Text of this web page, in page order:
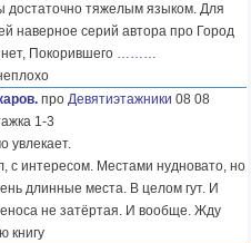
достаточно тяжелым языком. Для
наверное серий автора про Город
нет, Покорившего ………
про Девятиэтажники 08 08
1-3
увлекает.
с интересом. Местами нудновато, но
длинные места. В целом гут. И
не затёртая. И вообще. Жду
книгу